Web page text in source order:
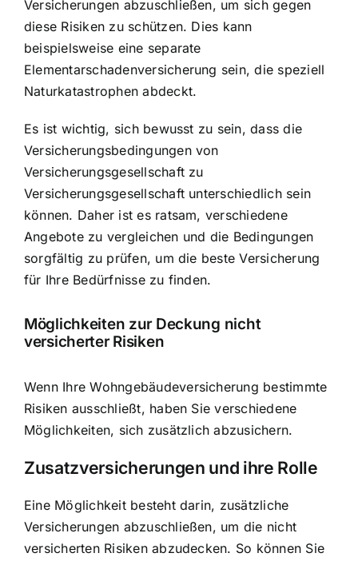
Versicherungen abzuschließen, um sich gegen
diese Risiken zu schützen. Dies kann
beispielsweise eine separate
Elementarschadenversicherung sein, die speziell
Naturkatastrophen abdeckt.
Es ist wichtig, sich bewusst zu sein, dass die
Versicherungsbedingungen von
Versicherungsgesellschaft zu
Versicherungsgesellschaft unterschiedlich sein
können. Daher ist es ratsam, verschiedene
Angebote zu vergleichen und die Bedingungen
sorgfältig zu prüfen, um die beste Versicherung
für Ihre Bedürfnisse zu finden.
Möglichkeiten zur Deckung nicht
versicherter Risiken
Wenn Ihre Wohngebäudeversicherung bestimmte
Risiken ausschließt, haben Sie verschiedene
Möglichkeiten, sich zusätzlich abzusichern.
Zusatzversicherungen und ihre Rolle
Eine Möglichkeit besteht darin, zusätzliche
Versicherungen abzuschließen, um die nicht
versicherten Risiken abzudecken. So können Sie